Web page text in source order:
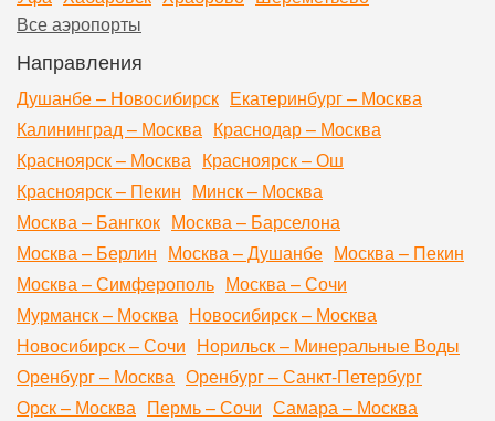
Все аэропорты
Направления
Душанбе – Новосибирск Екатеринбург – Москва
Калининград – Москва Краснодар – Москва
Красноярск – Москва Красноярск – Ош
Красноярск – Пекин Минск – Москва
Москва – Бангкок Москва – Барселона
Москва – Берлин Москва – Душанбе Москва – Пекин
Москва – Симферополь Москва – Сочи
Мурманск – Москва Новосибирск – Москва
Новосибирск – Сочи Норильск – Минеральные Воды
Оренбург – Москва Оренбург – Санкт-Петербург
Орск – Москва Пермь – Сочи Самара – Москва